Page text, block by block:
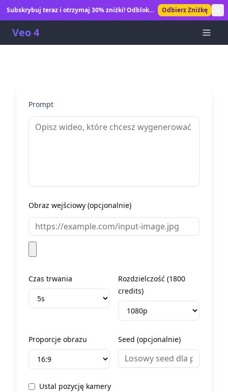
Subskrybuj teraz i otrzymaj 30% zniżki! Odblokuj
Odbierz Zniżkę
Veo 4
Prompt
Obraz wejściowy (opcjonalnie)
Czas trwania Rozdzielczość (1800
credits)
Proporcje obrazu Seed (opcjonalnie)
Ustal pozycję kamery